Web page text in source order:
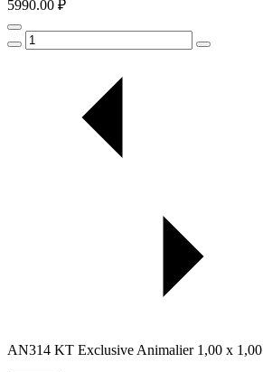
5990.00 ₽
AN314 KT Exclusive Animalier 1,00 x 1,00